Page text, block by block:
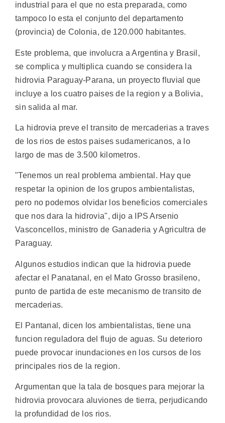
industrial para el que no esta preparada, como
tampoco lo esta el conjunto del departamento
(provincia) de Colonia, de 120.000 habitantes.
Este problema, que involucra a Argentina y Brasil,
se complica y multiplica cuando se considera la
hidrovia Paraguay-Parana, un proyecto fluvial que
incluye a los cuatro paises de la region y a Bolivia,
sin salida al mar.
La hidrovia preve el transito de mercaderias a traves
de los rios de estos paises sudamericanos, a lo
largo de mas de 3.500 kilometros.
"Tenemos un real problema ambiental. Hay que
respetar la opinion de los grupos ambientalistas,
pero no podemos olvidar los beneficios comerciales
que nos dara la hidrovia", dijo a IPS Arsenio
Vasconcellos, ministro de Ganaderia y Agricultra de
Paraguay.
Algunos estudios indican que la hidrovia puede
afectar el Panatanal, en el Mato Grosso brasileno,
punto de partida de este mecanismo de transito de
mercaderias.
El Pantanal, dicen los ambientalistas, tiene una
funcion reguladora del flujo de aguas. Su deterioro
puede provocar inundaciones en los cursos de los
principales rios de la region.
Argumentan que la tala de bosques para mejorar la
hidrovia provocara aluviones de tierra, perjudicando
la profundidad de los rios.